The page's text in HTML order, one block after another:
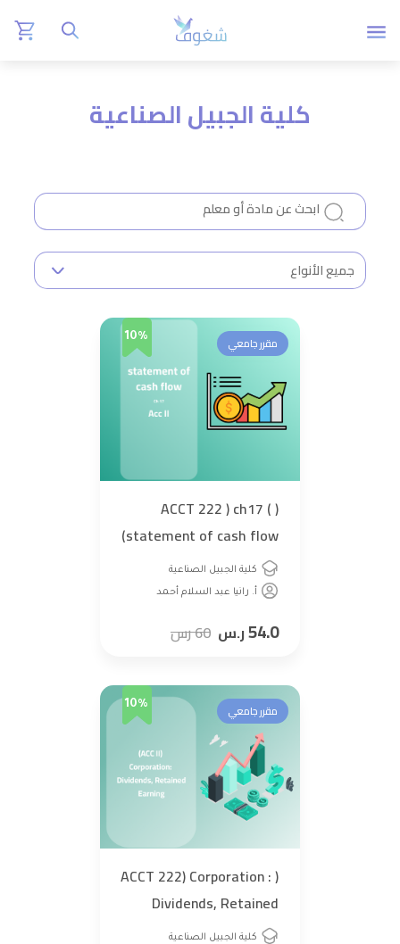
كلية الجبيل الصناعية
مقرر جامعي 10%
( ACCT 222 ) ch17 (
statement of cash flow)
كلية الجبيل الصناعية
أ. رانيا عبد السلام أحمد
54.0ر.س 60رس
مقرر جامعي 10%
( ACCT 222) Corporation :
Dividends, Retained
Earning,,(Ch14)
كلية الجبيل الصناعية